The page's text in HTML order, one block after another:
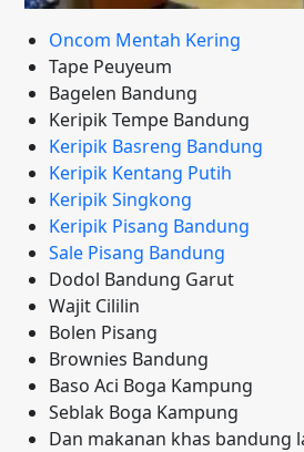
Oncom Mentah Kering
Tape Peuyeum
Bagelen Bandung
Keripik Tempe Bandung
Keripik Basreng Bandung
Keripik Kentang Putih
Keripik Singkong
Keripik Pisang Bandung
Sale Pisang Bandung
Dodol Bandung Garut
Wajit Cililin
Bolen Pisang
Brownies Bandung
Baso Aci Boga Kampung
Seblak Boga Kampung
Dan makanan khas bandung